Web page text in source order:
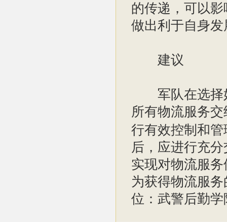
的传递，可以
做出利于自身
建议
军队在选择好
所有物流服务
行有效控制和
后，应进行充
实现对物流服
为获得物流服
位：武警后勤学